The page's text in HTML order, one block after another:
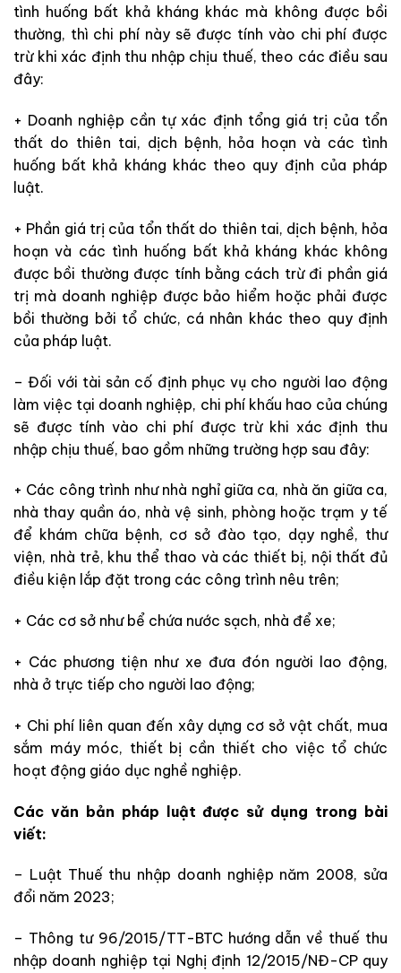
tình huống bất khả kháng khác mà không được bồi
thường, thì chi phí này sẽ được tính vào chi phí được
trừ khi xác định thu nhập chịu thuế, theo các điều sau
đây:
+ Doanh nghiệp cần tự xác định tổng giá trị của tổn
thất do thiên tai, dịch bệnh, hỏa hoạn và các tình
huống bất khả kháng khác theo quy định của pháp
luật.
+ Phần giá trị của tổn thất do thiên tai, dịch bệnh, hỏa
hoạn và các tình huống bất khả kháng khác không
được bồi thường được tính bằng cách trừ đi phần giá
trị mà doanh nghiệp được bảo hiểm hoặc phải được
bồi thường bởi tổ chức, cá nhân khác theo quy định
của pháp luật.
– Đối với tài sản cố định phục vụ cho người lao động
làm việc tại doanh nghiệp, chi phí khấu hao của chúng
sẽ được tính vào chi phí được trừ khi xác định thu
nhập chịu thuế, bao gồm những trường hợp sau đây:
+ Các công trình như nhà nghỉ giữa ca, nhà ăn giữa ca,
nhà thay quần áo, nhà vệ sinh, phòng hoặc trạm y tế
để khám chữa bệnh, cơ sở đào tạo, dạy nghề, thư
viện, nhà trẻ, khu thể thao và các thiết bị, nội thất đủ
điều kiện lắp đặt trong các công trình nêu trên;
+ Các cơ sở như bể chứa nước sạch, nhà để xe;
+ Các phương tiện như xe đưa đón người lao động,
nhà ở trực tiếp cho người lao động;
+ Chi phí liên quan đến xây dựng cơ sở vật chất, mua
sắm máy móc, thiết bị cần thiết cho việc tổ chức
hoạt động giáo dục nghề nghiệp.
Các văn bản pháp luật được sử dụng trong bài
viết:
– Luật Thuế thu nhập doanh nghiệp năm 2008, sửa
đổi năm 2023;
– Thông tư 96/2015/TT-BTC hướng dẫn về thuế thu
nhập doanh nghiệp tại Nghị định 12/2015/NĐ-CP quy